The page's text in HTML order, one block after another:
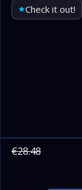
Check it out!
€28.48